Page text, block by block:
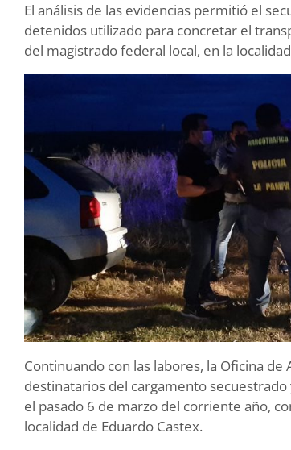
El análisis de las evidencias permitió el
detenidos utilizado para concretar el
del magistrado federal local, en la
Continuando con las labores, la Oficina
destinatarios del cargamento
el pasado 6 de marzo del corriente año,
localidad de Eduardo Castex.